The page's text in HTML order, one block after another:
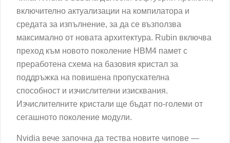
включително актуализации на компилатора и
средата за изпълнение, за да се възползва
максимално от новата архитектура. Rubin включва
преход към новото поколение HBM4 памет с
преработена схема на базовия кристал за
поддръжка на повишена пропускателна
способност и изчислителни изисквания.
Изчислителните кристали ще бъдат по-големи от
сегашното поколение модули.
Nvidia вече започна да тества новите чипове —